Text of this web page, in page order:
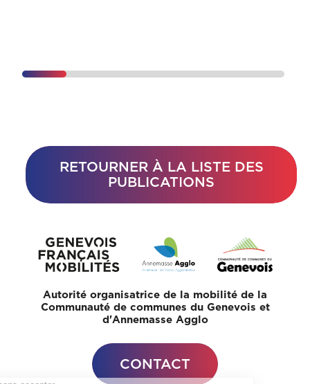
RETOURNER À LA LISTE DES
PUBLICATIONS
Autorité organisatrice de la mobilité de la
Communauté de communes du Genevois et
d'Annemasse Agglo
CONTACT